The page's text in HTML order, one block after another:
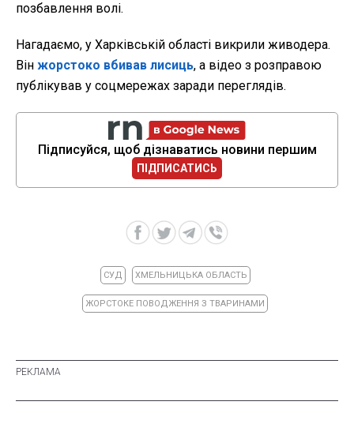
позбавлення волі.
Нагадаємо, у Харківській області викрили живодера.
Він жорстоко вбивав лисиць, а відео з розправою
публікував у соцмережах заради переглядів.
Підписуйся, щоб дізнаватись новини першим
ПІДПИСАТИСЬ
СУД ХМЕЛЬНИЦЬКА ОБЛАСТЬ
ЖОРСТОКЕ ПОВОДЖЕННЯ З ТВАРИНАМИ